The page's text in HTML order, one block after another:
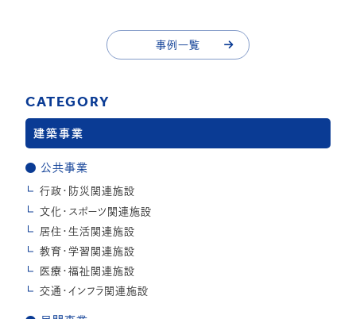
事例一覧
事例一覧
CATEGORY
建築事業
公共事業
行政・防災関連施設
文化・スポーツ関連施設
居住・生活関連施設
教育・学習関連施設
医療・福祉関連施設
交通・インフラ関連施設